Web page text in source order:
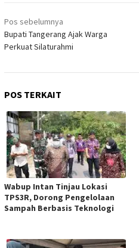
Navigasi
pos
Pos sebelumnya
Bupati Tangerang Ajak Warga
Perkuat Silaturahmi
POS TERKAIT
Wabup Intan Tinjau Lokasi
TPS3R, Dorong Pengelolaan
Sampah Berbasis Teknologi